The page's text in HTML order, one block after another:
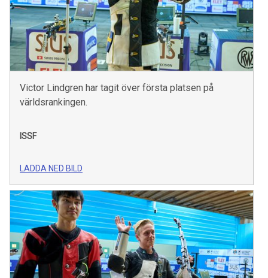
Victor Lindgren har tagit över första platsen på
världsrankingen.
ISSF
LADDA NED BILD